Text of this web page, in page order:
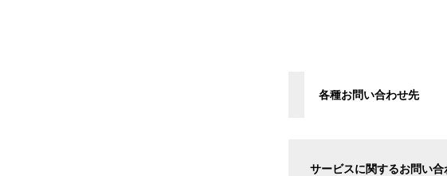
各種お問い合わせ先
サービスに関するお問い合